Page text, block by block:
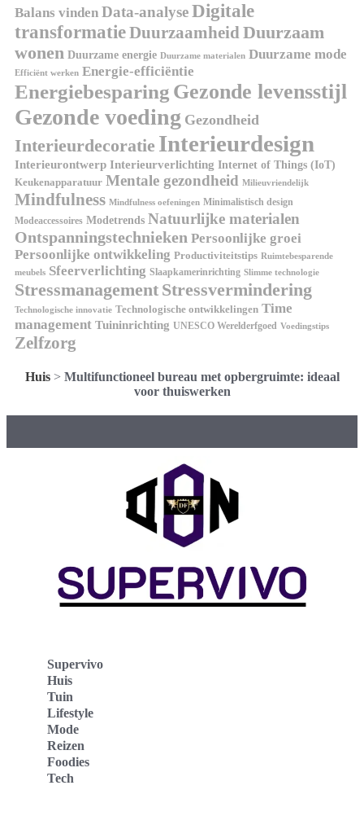
Balans vinden Data-analyseDigitale
transformatieDuurzaamheidDuurzaam
wonen Duurzame energie Duurzame materialen Duurzame mode
Efficiënt werken Energie-efficiëntie
Energiebesparing Gezonde levensstijl
Gezonde voeding Gezondheid
Interieurdecoratie Interieurdesign
Interieurontwerp Interieurverlichting Internet of Things (IoT)
Keukenapparatuur Mentale gezondheid Milieuvriendelijk
Mindfulness Mindfulness oefeningen Minimalistisch design
Modeaccessoires Modetrends Natuurlijke materialen
Ontspanningstechnieken Persoonlijke groei
Persoonlijke ontwikkeling Productiviteitstips Ruimtebesparende
meubels Sfeerverlichting Slaapkamerinrichting Slimme technologie
Stressmanagement Stressvermindering
Technologische innovatie Technologische ontwikkelingen Time
management Tuininrichting UNESCO Werelderfgoed Voedingstips
Zelfzorg
Huis> Multifunctioneel bureau met opbergruimte: ideaal
voor thuiswerken
Supervivo
Huis
Tuin
Lifestyle
Mode
Reizen
Foodies
Tech